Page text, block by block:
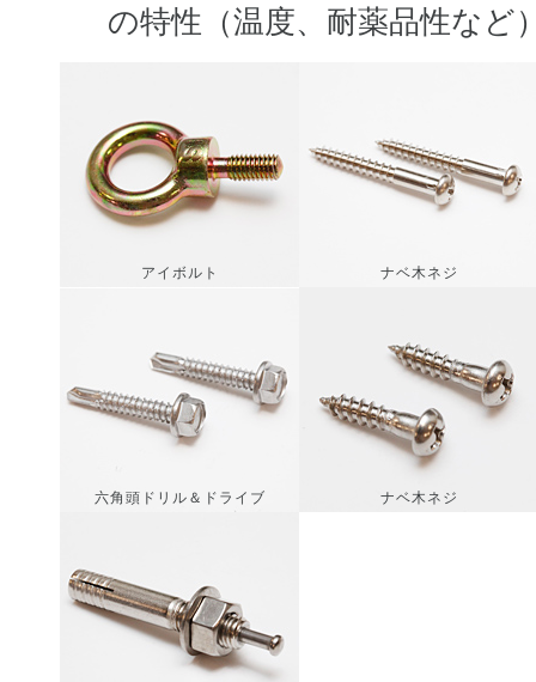
の特性（温度、耐薬品性など
アイボルト ナベ木ネジ
六角頭ドリル＆ドライブ ナベ木ネジ